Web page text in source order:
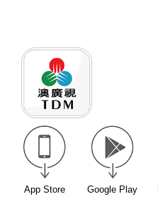
App Store Google Play